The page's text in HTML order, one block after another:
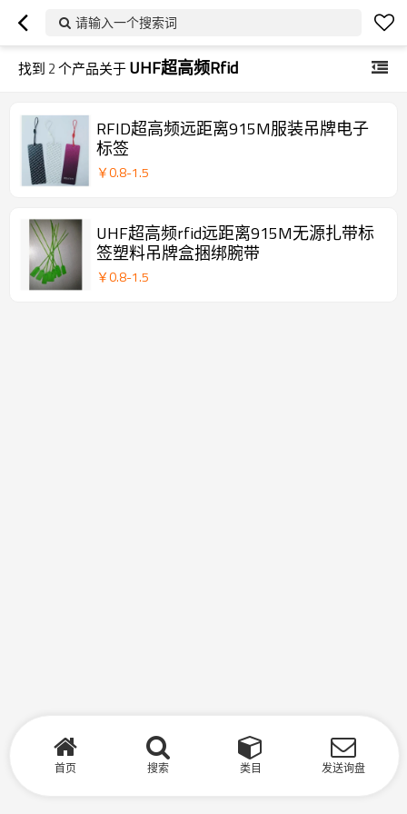
请输入一个搜索词
找到 2个产品关于UHF超高频rfid
RFID超高频远距离915M服装吊牌电子
标签
￥0.8-1.5
UHF超高频rfid远距离915M无源扎带标
签塑料吊牌盒捆绑腕带
￥0.8-1.5
首页 搜索 类目 发送询盘